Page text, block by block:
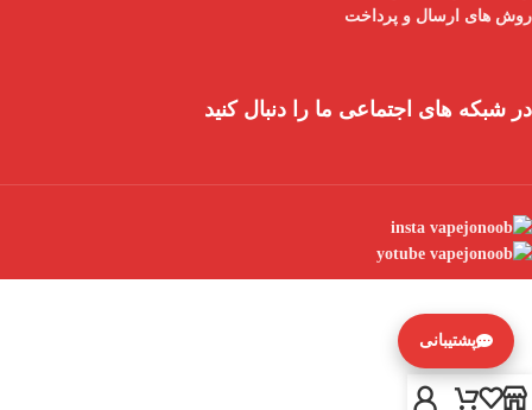
روش های ارسال و پرداخت
در شبکه های اجتماعی ما را دنبال کنید
پشتیبانی